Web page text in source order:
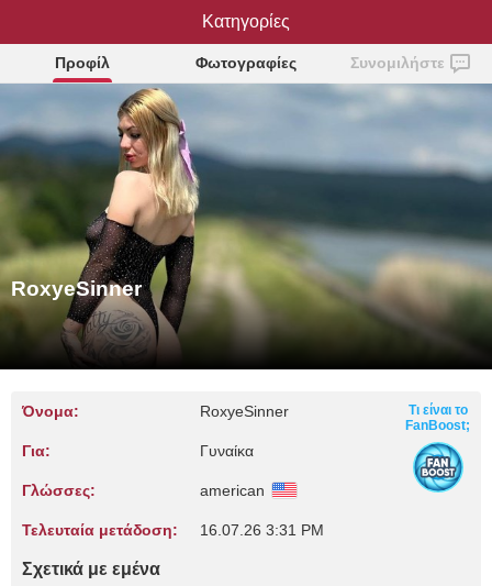
RoxyeSinner
Προφίλ Φωτογραφίες Συνομιλήστε
RoxyeSinner
Όνομα: RoxyeSinner
Για: Γυναίκα
Γλώσσες: american
Τελευταία μετάδοση: 16.07.26 3:31 PM
Τι είναι το
FanBoost;
Σχετικά με εμένα
Κατηγορίες